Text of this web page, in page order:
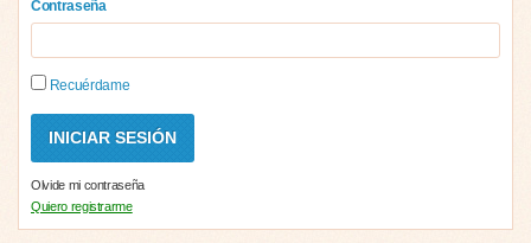
Contraseña
Recuérdame
Olvide mi contraseña
Quiero registrarme